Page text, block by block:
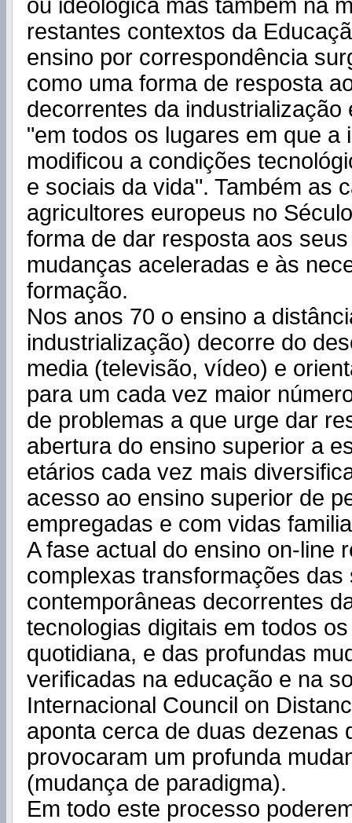
ou ideológica mas também na
restantes contextos da
ensino por correspondência
como uma forma de resposta
decorrentes da industrialização
"em todos os lugares em que a
modificou a condições
e sociais da vida". Também as
agricultores europeus no
forma de dar resposta aos
mudanças aceleradas e às
formação.
Nos anos 70 o ensino a
industrialização) decorre do
media (televisão, vídeo) e
para um cada vez maior
de problemas a que urge dar
abertura do ensino superior a
etários cada vez mais
acesso ao ensino superior de
empregadas e com vidas
A fase actual do ensino on-line
complexas transformações das
contemporâneas decorrentes
tecnologias digitais em todos
quotidiana, e das profundas
verificadas na educação e na
Internacional Council on
aponta cerca de duas dezenas
provocaram um profunda
(mudança de paradigma).
Em todo este processo